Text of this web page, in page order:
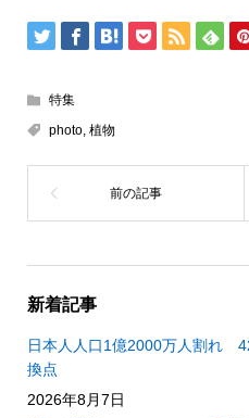
特集
photo, 植物
新着記事
日本人人口1億2000万人割れ
換点
2026年8月7日